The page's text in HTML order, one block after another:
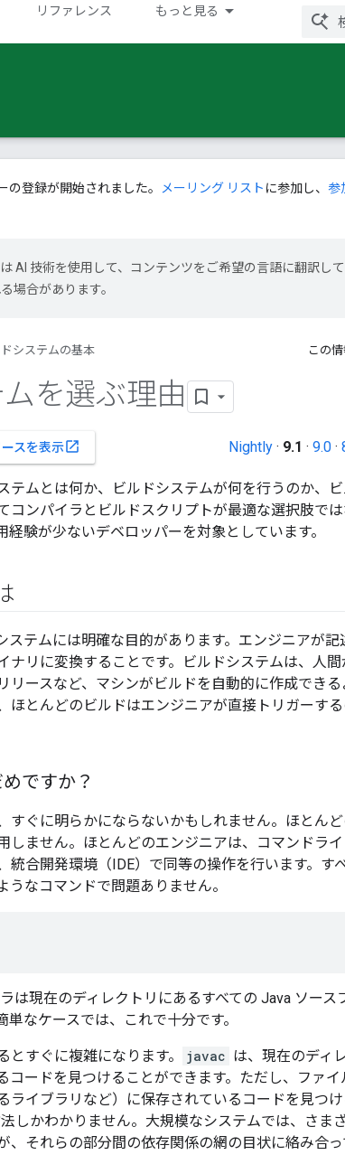
リファレンス もっと見る
の登録が開始されました。 メーリング リスト に参加し、 参
AI 技術を使用して、コンテンツをご希望の言語に翻訳し
場合があります。
システムの基本 この
を選ぶ理由
ースを表示open_in_new Nightly · 9.1 · 9.0 ·
テムとは何か、ビルドシステムが何を行うのか、
コンパイラとビルドスクリプトが最適な選択肢で
経験が少ないデベロッパーを対象としています。
ステムには明確な目的があります。エンジニアが
ナリに変換することです。ビルドシステムは、人
リースなど、マシンがビルドを自動的に作成でき
ほとんどのビルドはエンジニアが直接トリガーす
ですか？
すぐに明らかにならないかもしれません。ほとん
しません。ほとんどのエンジニアは、コマンドラ
統合開発環境（IDE）で同等の操作を行います。す
うなコマンドで問題ありません。
は現在のディレクトリにあるすべての Java ソー
なケースでは、これで十分です。
すぐに複雑になります。 javac は、現在のディ
コードを見つけることができます。ただし、ファ
ライブラリなど）に保存されているコードを見つ
しかわかりません。大規模なシステムでは、さま
、それらの部分間の依存関係の網の目状に絡み合